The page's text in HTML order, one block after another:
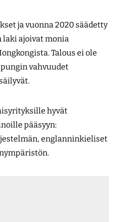
ja vuonna 2020 säädetty
ajoivat monia
Talous ei ole
vahvuudet
hyvät
pääsyyn:
englanninkieliset